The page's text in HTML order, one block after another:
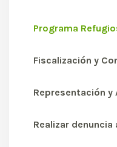
Programa
Fiscalización y
Representación
Realizar denuncia